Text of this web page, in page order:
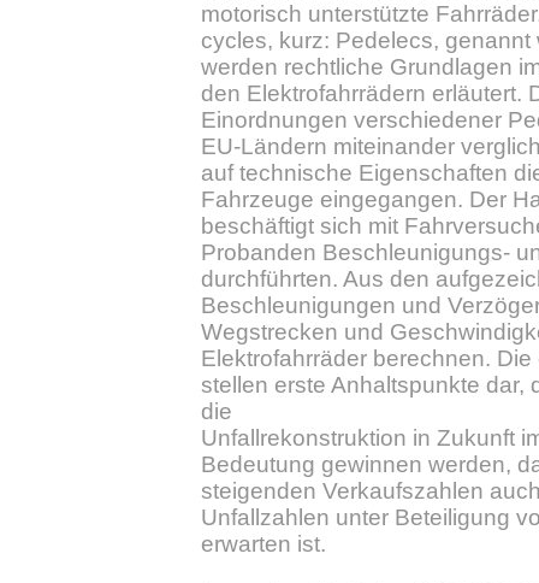
motorisch unterstützte
cycles, kurz: Pedelecs,
werden rechtliche Grundlagen
den Elektrofahrrädern erläutert.
Einordnungen verschiedener
EU-Ländern miteinander
auf technische Eigenschaften
Fahrzeuge eingegangen. Der
beschäftigt sich mit
Probanden Beschleunigungs-
durchführten. Aus den
Beschleunigungen und
Wegstrecken und
Elektrofahrräder berechnen. Die
stellen erste Anhaltspunkte dar,
die
Unfallrekonstruktion in Zukunft
Bedeutung gewinnen werden,
steigenden Verkaufszahlen
Unfallzahlen unter Beteiligung
erwarten ist.